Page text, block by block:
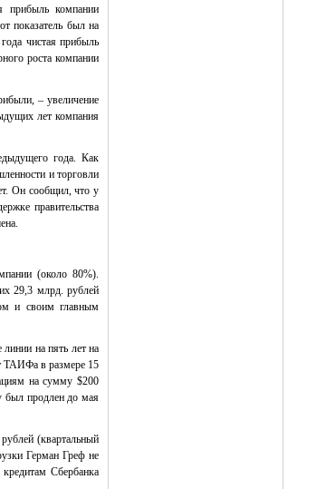
прибыль компании
показатель был на
чистая прибыль
роста компании
– увеличение
лет компания
года. Как
и торговли
Он сообщил, что у
правительства
(около 80%).
29,3 млрд. рублей
и своим главным
на пять лет на
ТАИФа в размере 15
на сумму $200
был продлен до мая
(квартальный
Герман Грефне
Сбербанка